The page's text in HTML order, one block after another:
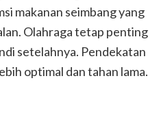
makanan seimbang yang
Olahraga tetap penting
setelahnya. Pendekatan
optimal dan tahan lama.